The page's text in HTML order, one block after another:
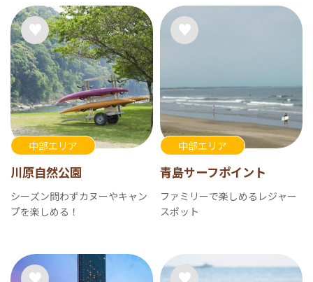
中部エリア
川原自然公園
シーズン問わずカヌーやキャン
プを楽しめる！
中部エリア
青島サーフポイント
ファミリーで楽しめるレジャー
スポット